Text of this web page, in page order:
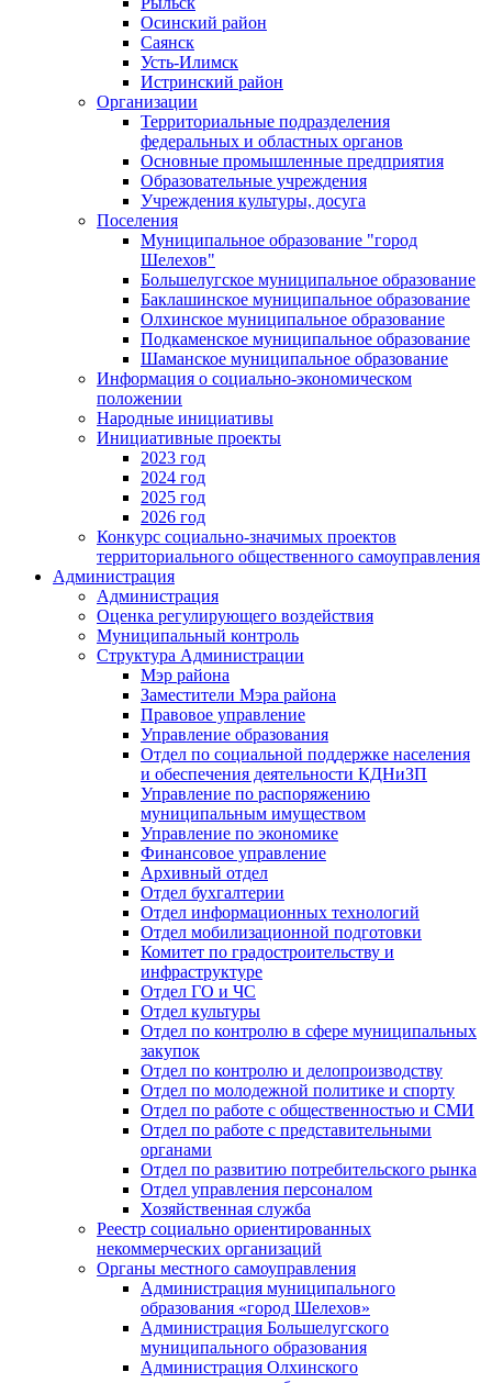
Осинский район
Саянск
Усть-Илимск
Истринский район
Организации
Территориальные подразделения
федеральных и областных органов
Основные промышленные предприятия
Образовательные учреждения
Учреждения культуры, досуга
Поселения
Муниципальное образование "город
Шелехов"
Большелугское муниципальное образование
Баклашинское муниципальное образование
Олхинское муниципальное образование
Подкаменское муниципальное образование
Шаманское муниципальное образование
Информация о социально-экономическом
положении
Народные инициативы
Инициативные проекты
2023 год
2024 год
2025 год
2026 год
Конкурс социально-значимых проектов
территориального общественного самоуправления
Администрация
Администрация
Оценка регулирующего воздействия
Муниципальный контроль
Структура Администрации
Мэр района
Заместители Мэра района
Правовое управление
Управление образования
Отдел по социальной поддержке населения
и обеспечения деятельности КДНиЗП
Управление по распоряжению
муниципальным имуществом
Управление по экономике
Финансовое управление
Архивный отдел
Отдел бухгалтерии
Отдел информационных технологий
Отдел мобилизационной подготовки
Комитет по градостроительству и
инфраструктуре
Отдел ГО и ЧС
Отдел культуры
Отдел по контролю в сфере муниципальных
закупок
Отдел по контролю и делопроизводству
Отдел по молодежной политике и спорту
Отдел по работе с общественностью и СМИ
Отдел по работе с представительными
органами
Отдел по развитию потребительского рынка
Отдел управления персоналом
Хозяйственная служба
Реестр социально ориентированных
некоммерческих организаций
Органы местного самоуправления
Администрация муниципального
образования «город Шелехов»
Администрация Большелугского
муниципального образования
Администрация Олхинского